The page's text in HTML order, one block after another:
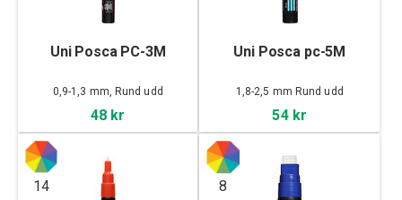
Uni Posca PC-3M
0,9-1,3 mm, Rund udd
48 kr
Uni Posca pc-5M
1,8-2,5 mm Rund udd
54 kr
14 8